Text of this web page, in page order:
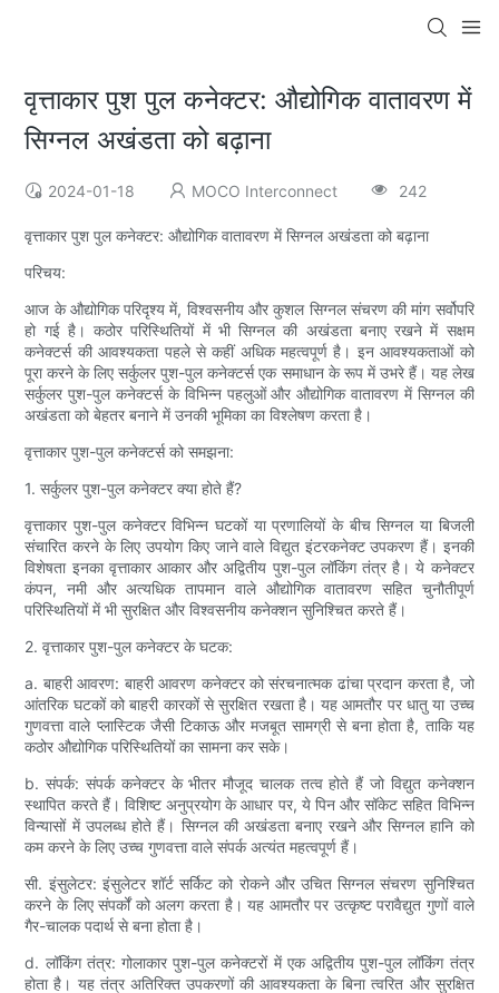
वृत्ताकार पुश पुल कनेक्टर: औद्योगिक वातावरण में
सिग्नल अखंडता को बढ़ाना
2024-01-18 MOCO Interconnect 242
वृत्ताकार पुश पुल कनेक्टर: औद्योगिक वातावरण में सिग्नल अखंडता को बढ़ाना
परिचय:
आज के औद्योगिक परिदृश्य में, विश्वसनीय और कुशल सिग्नल संचरण की मांग सर्वोपरि
हो गई है। कठोर परिस्थितियों में भी सिग्नल की अखंडता बनाए रखने में सक्षम
कनेक्टर्स की आवश्यकता पहले से कहीं अधिक महत्वपूर्ण है। इन आवश्यकताओं को
पूरा करने के लिए सर्कुलर पुश-पुल कनेक्टर्स एक समाधान के रूप में उभरे हैं। यह लेख
सर्कुलर पुश-पुल कनेक्टर्स के विभिन्न पहलुओं और औद्योगिक वातावरण में सिग्नल की
अखंडता को बेहतर बनाने में उनकी भूमिका का विश्लेषण करता है।
वृत्ताकार पुश-पुल कनेक्टर्स को समझना:
1. सर्कुलर पुश-पुल कनेक्टर क्या होते हैं?
वृत्ताकार पुश-पुल कनेक्टर विभिन्न घटकों या प्रणालियों के बीच सिग्नल या बिजली
संचारित करने के लिए उपयोग किए जाने वाले विद्युत इंटरकनेक्ट उपकरण हैं। इनकी
विशेषता इनका वृत्ताकार आकार और अद्वितीय पुश-पुल लॉकिंग तंत्र है। ये कनेक्टर
कंपन, नमी और अत्यधिक तापमान वाले औद्योगिक वातावरण सहित चुनौतीपूर्ण
परिस्थितियों में भी सुरक्षित और विश्वसनीय कनेक्शन सुनिश्चित करते हैं।
2. वृत्ताकार पुश-पुल कनेक्टर के घटक:
a. बाहरी आवरण: बाहरी आवरण कनेक्टर को संरचनात्मक ढांचा प्रदान करता है, जो
आंतरिक घटकों को बाहरी कारकों से सुरक्षित रखता है। यह आमतौर पर धातु या उच्च
गुणवत्ता वाले प्लास्टिक जैसी टिकाऊ और मजबूत सामग्री से बना होता है, ताकि यह
कठोर औद्योगिक परिस्थितियों का सामना कर सके।
b. संपर्क: संपर्क कनेक्टर के भीतर मौजूद चालक तत्व होते हैं जो विद्युत कनेक्शन
स्थापित करते हैं। विशिष्ट अनुप्रयोग के आधार पर, ये पिन और सॉकेट सहित विभिन्न
विन्यासों में उपलब्ध होते हैं। सिग्नल की अखंडता बनाए रखने और सिग्नल हानि को
कम करने के लिए उच्च गुणवत्ता वाले संपर्क अत्यंत महत्वपूर्ण हैं।
सी. इंसुलेटर: इंसुलेटर शॉर्ट सर्किट को रोकने और उचित सिग्नल संचरण सुनिश्चित
करने के लिए संपर्कों को अलग करता है। यह आमतौर पर उत्कृष्ट परावैद्युत गुणों वाले
गैर-चालक पदार्थ से बना होता है।
d. लॉकिंग तंत्र: गोलाकार पुश-पुल कनेक्टरों में एक अद्वितीय पुश-पुल लॉकिंग तंत्र
होता है। यह तंत्र अतिरिक्त उपकरणों की आवश्यकता के बिना त्वरित और सुरक्षित